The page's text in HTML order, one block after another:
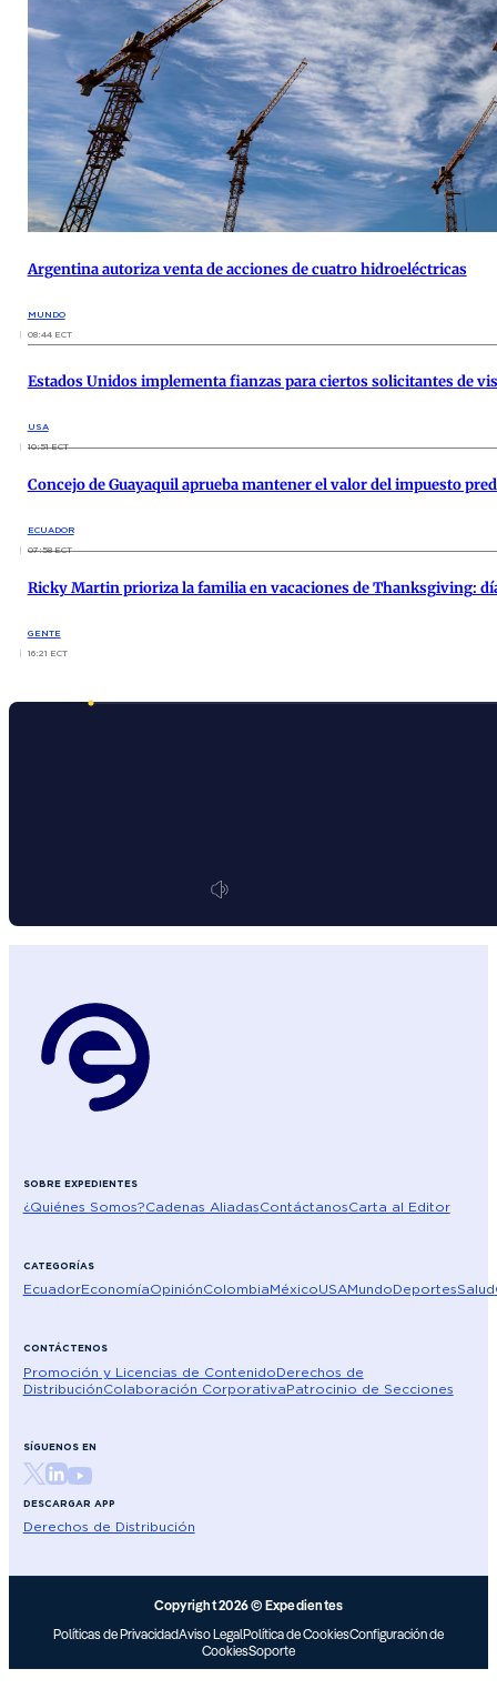
Argentina autoriza venta de acciones de cuatro hidroeléctricas
MUNDO
08:44 ECT
Estados Unidos implementa fianzas para ciertos solicitantes de
USA
10:51 ECT
Concejo de Guayaquil aprueba mantener el valor del impuesto
ECUADOR
07:58 ECT
Ricky Martin prioriza la familia en vacaciones de Thanksgiving:
GENTE
16:21 ECT
SOBRE EXPEDIENTES
¿Quiénes Somos?Cadenas AliadasContáctanosCarta al Editor
CATEGORÍAS
EcuadorEconomíaOpiniónColombiaMéxicoUSAMundoDeportesSalud
CONTÁCTENOS
Promoción y Licencias de ContenidoDerechos de
DistribuciónColaboración CorporativaPatrocinio de Secciones
SÍGUENOS EN
DESCARGAR APP
Derechos de Distribución
Copyright 2026 © Expedientes
Políticas de PrivacidadAviso LegalPolítica de CookiesConfiguración de
CookiesSoporte